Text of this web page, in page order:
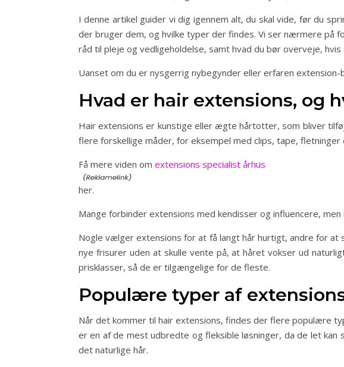
I denne artikel guider vi dig igennem alt, du skal vide, før du
der bruger dem, og hvilke typer der findes. Vi ser nærmere på
råd til pleje og vedligeholdelse, samt hvad du bør overveje,
Uanset om du er nysgerrig nybegynder eller erfaren
Hvad er hair extensions, og
Hair extensions er kunstige eller ægte hårtotter, som bliver
flere forskellige måder, for eksempel med clips, tape,
Få mere viden om extensions specialist århus
her.
Mange forbinder extensions med kendisser og influencere,
Nogle vælger extensions for at få langt hår hurtigt, andre for
nye frisurer uden at skulle vente på, at håret vokser ud
prisklasser, så de er tilgængelige for de fleste.
Populære typer af
Når det kommer til hair extensions, findes der flere populære
er en af de mest udbredte og fleksible løsninger, da de let
det naturlige hår.